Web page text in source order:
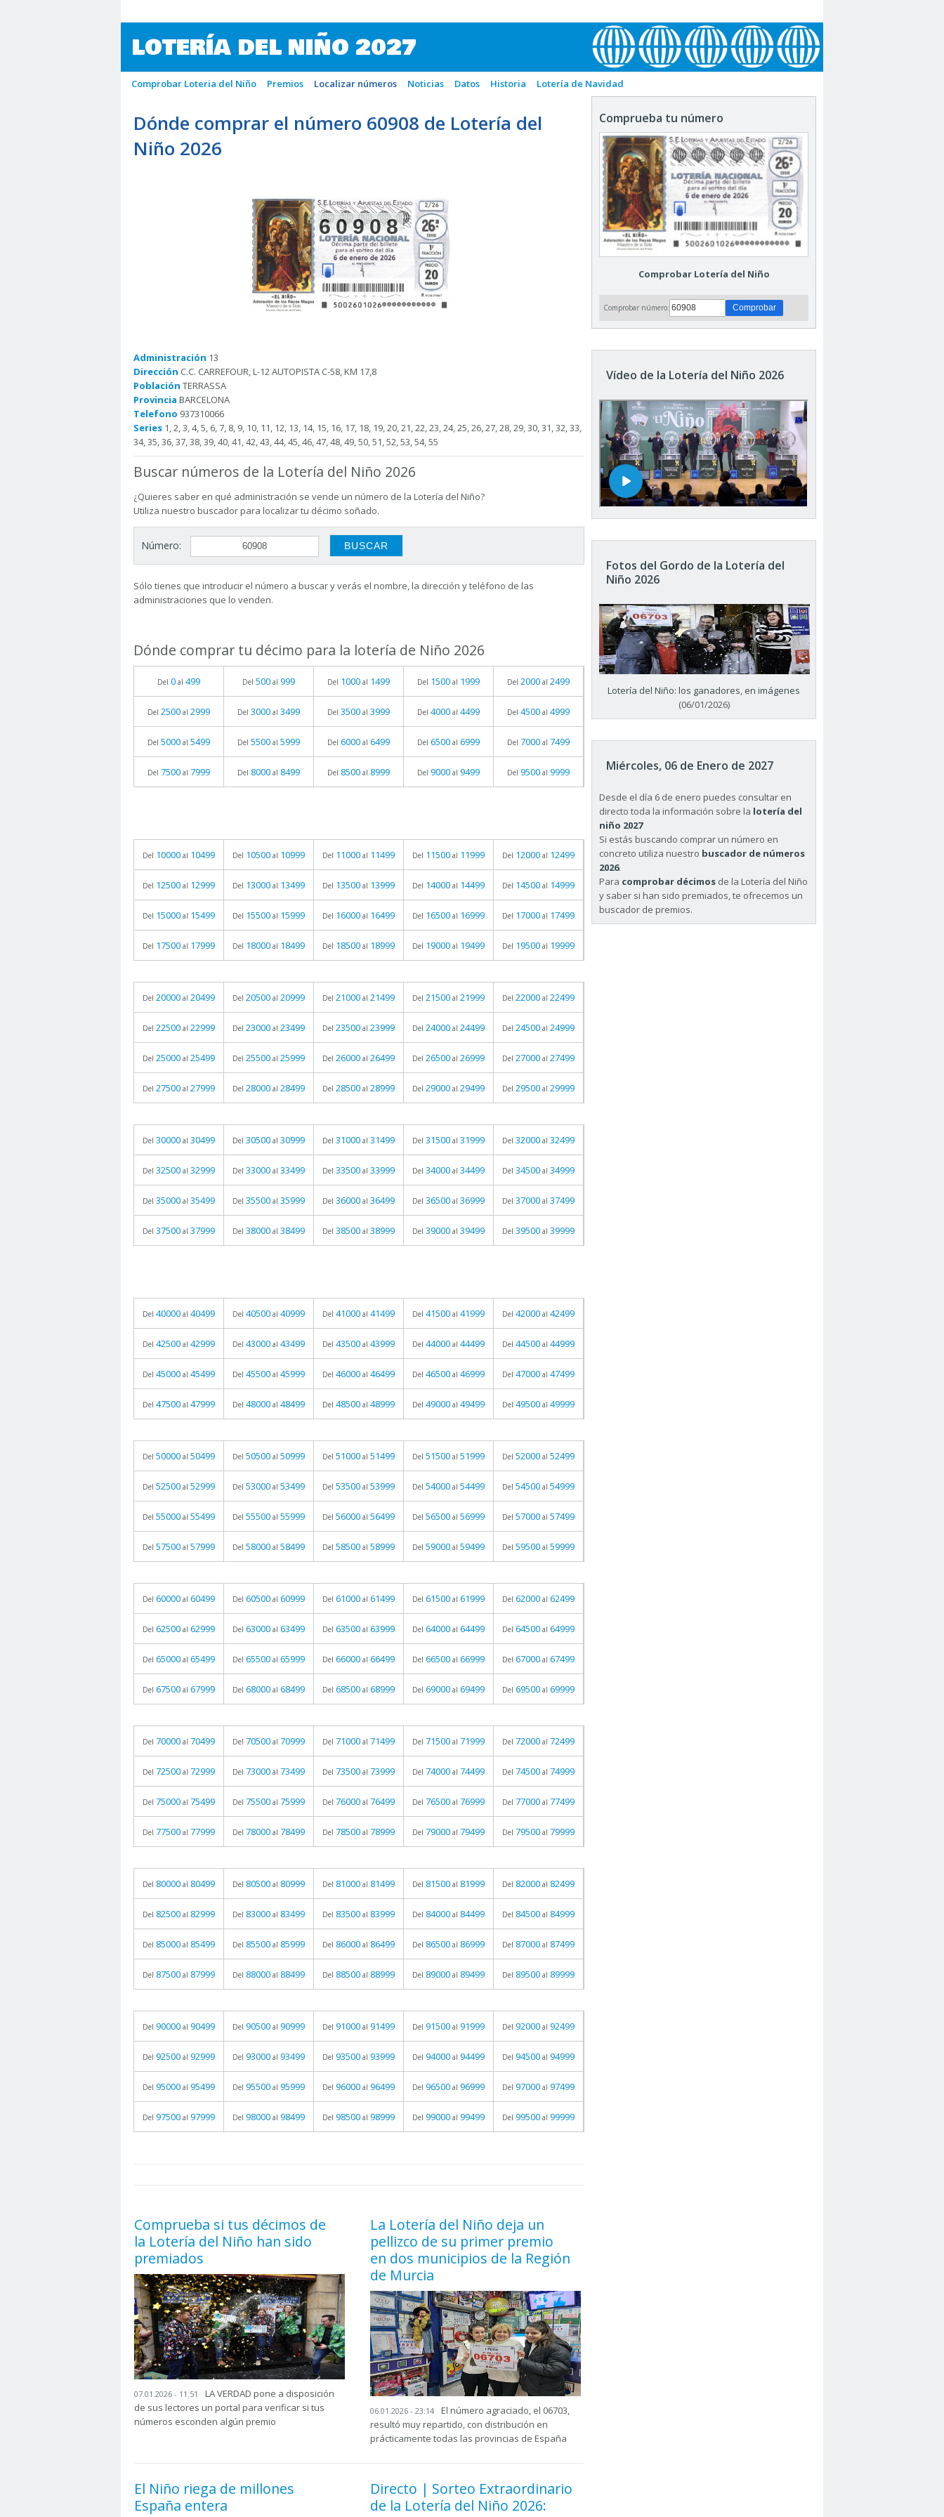
LOTERÍA DEL NIÑO 2027
Comprobar Loteria del Niño Premios Localizar números Noticias Datos Historia Lotería de Navidad
Dónde comprar el número 60908 de Lotería del
Niño 2026
60908
Administración 13
Dirección C.C. CARREFOUR, L-12 AUTOPISTA C-58, KM 17,8
Población TERRASSA
Provincia BARCELONA
Telefono 937310066
Series 1, 2, 3, 4, 5, 6, 7, 8, 9, 10, 11, 12, 13, 14, 15, 16, 17, 18, 19, 20, 21, 22, 23, 24, 25, 26, 27, 28, 29, 30, 31, 32, 33,
34, 35, 36, 37, 38, 39, 40, 41, 42, 43, 44, 45, 46, 47, 48, 49, 50, 51, 52, 53, 54, 55
Buscar números de la Lotería del Niño 2026
¿Quieres saber en qué administración se vende un número de la Lotería del Niño?
Utiliza nuestro buscador para localizar tu décimo soñado.
Número:
Sólo tienes que introducir el número a buscar y verás el nombre, la dirección y teléfono de las
administraciones que lo venden.
Dónde comprar tu décimo para la lotería de Niño 2026
Del 0 al 499 Del 500 al 999 Del 1000 al 1499 Del 1500 al 1999 Del 2000 al 2499
Del 2500 al 2999 Del 3000 al 3499 Del 3500 al 3999 Del 4000 al 4499 Del 4500 al 4999
Del 5000 al 5499 Del 5500 al 5999 Del 6000 al 6499 Del 6500 al 6999 Del 7000 al 7499
Del 7500 al 7999 Del 8000 al 8499 Del 8500 al 8999 Del 9000 al 9499 Del 9500 al 9999
Del 10000 al 10499 Del 10500 al 10999 Del 11000 al 11499 Del 11500 al 11999 Del 12000 al 12499
Del 12500 al 12999 Del 13000 al 13499 Del 13500 al 13999 Del 14000 al 14499 Del 14500 al 14999
Del 15000 al 15499 Del 15500 al 15999 Del 16000 al 16499 Del 16500 al 16999 Del 17000 al 17499
Del 17500 al 17999 Del 18000 al 18499 Del 18500 al 18999 Del 19000 al 19499 Del 19500 al 19999
Del 20000 al 20499 Del 20500 al 20999 Del 21000 al 21499 Del 21500 al 21999 Del 22000 al 22499
Del 22500 al 22999 Del 23000 al 23499 Del 23500 al 23999 Del 24000 al 24499 Del 24500 al 24999
Del 25000 al 25499 Del 25500 al 25999 Del 26000 al 26499 Del 26500 al 26999 Del 27000 al 27499
Del 27500 al 27999 Del 28000 al 28499 Del 28500 al 28999 Del 29000 al 29499 Del 29500 al 29999
Del 30000 al 30499 Del 30500 al 30999 Del 31000 al 31499 Del 31500 al 31999 Del 32000 al 32499
Del 32500 al 32999 Del 33000 al 33499 Del 33500 al 33999 Del 34000 al 34499 Del 34500 al 34999
Del 35000 al 35499 Del 35500 al 35999 Del 36000 al 36499 Del 36500 al 36999 Del 37000 al 37499
Del 37500 al 37999 Del 38000 al 38499 Del 38500 al 38999 Del 39000 al 39499 Del 39500 al 39999
Del 40000 al 40499 Del 40500 al 40999 Del 41000 al 41499 Del 41500 al 41999 Del 42000 al 42499
Del 42500 al 42999 Del 43000 al 43499 Del 43500 al 43999 Del 44000 al 44499 Del 44500 al 44999
Del 45000 al 45499 Del 45500 al 45999 Del 46000 al 46499 Del 46500 al 46999 Del 47000 al 47499
Del 47500 al 47999 Del 48000 al 48499 Del 48500 al 48999 Del 49000 al 49499 Del 49500 al 49999
Del 50000 al 50499 Del 50500 al 50999 Del 51000 al 51499 Del 51500 al 51999 Del 52000 al 52499
Del 52500 al 52999 Del 53000 al 53499 Del 53500 al 53999 Del 54000 al 54499 Del 54500 al 54999
Del 55000 al 55499 Del 55500 al 55999 Del 56000 al 56499 Del 56500 al 56999 Del 57000 al 57499
Del 57500 al 57999 Del 58000 al 58499 Del 58500 al 58999 Del 59000 al 59499 Del 59500 al 59999
Del 60000 al 60499 Del 60500 al 60999 Del 61000 al 61499 Del 61500 al 61999 Del 62000 al 62499
Del 62500 al 62999 Del 63000 al 63499 Del 63500 al 63999 Del 64000 al 64499 Del 64500 al 64999
Del 65000 al 65499 Del 65500 al 65999 Del 66000 al 66499 Del 66500 al 66999 Del 67000 al 67499
Del 67500 al 67999 Del 68000 al 68499 Del 68500 al 68999 Del 69000 al 69499 Del 69500 al 69999
Del 70000 al 70499 Del 70500 al 70999 Del 71000 al 71499 Del 71500 al 71999 Del 72000 al 72499
Del 72500 al 72999 Del 73000 al 73499 Del 73500 al 73999 Del 74000 al 74499 Del 74500 al 74999
Del 75000 al 75499 Del 75500 al 75999 Del 76000 al 76499 Del 76500 al 76999 Del 77000 al 77499
Del 77500 al 77999 Del 78000 al 78499 Del 78500 al 78999 Del 79000 al 79499 Del 79500 al 79999
Del 80000 al 80499 Del 80500 al 80999 Del 81000 al 81499 Del 81500 al 81999 Del 82000 al 82499
Del 82500 al 82999 Del 83000 al 83499 Del 83500 al 83999 Del 84000 al 84499 Del 84500 al 84999
Del 85000 al 85499 Del 85500 al 85999 Del 86000 al 86499 Del 86500 al 86999 Del 87000 al 87499
Del 87500 al 87999 Del 88000 al 88499 Del 88500 al 88999 Del 89000 al 89499 Del 89500 al 89999
Del 90000 al 90499 Del 90500 al 90999 Del 91000 al 91499 Del 91500 al 91999 Del 92000 al 92499
Del 92500 al 92999 Del 93000 al 93499 Del 93500 al 93999 Del 94000 al 94499 Del 94500 al 94999
Del 95000 al 95499 Del 95500 al 95999 Del 96000 al 96499 Del 96500 al 96999 Del 97000 al 97499
Del 97500 al 97999 Del 98000 al 98499 Del 98500 al 98999 Del 99000 al 99499 Del 99500 al 99999
Comprueba si tus décimos de
la Lotería del Niño han sido
premiados
07.01.2026 - 11:51
LA VERDAD pone a disposición
de sus lectores un portal para verificar si tus
números esconden algún premio
La Lotería del Niño deja un
pellizco de su primer premio
en dos municipios de la Región
de Murcia
06.01.2026 - 23:14
El número agraciado, el 06703,
resultó muy repartido, con distribución en
prácticamente todas las provincias de España
El Niño riega de millones
España entera
Directo | Sorteo Extraordinario
de la Lotería del Niño 2026:
Comprueba tu número
Comprobar Lotería del Niño
Comprobar número:
Vídeo de la Lotería del Niño 2026
Fotos del Gordo de la Lotería del
Niño 2026
Lotería del Niño: los ganadores, en imágenes
(06/01/2026)
Miércoles, 06 de Enero de 2027
Desde el día 6 de enero puedes consultar en
directo toda la información sobre la lotería del
niño 2027
Si estás buscando comprar un número en
concreto utiliza nuestro buscador de números
2026.
Para comprobar décimos de la Lotería del Niño
y saber si han sido premiados, te ofrecemos un
buscador de premios.